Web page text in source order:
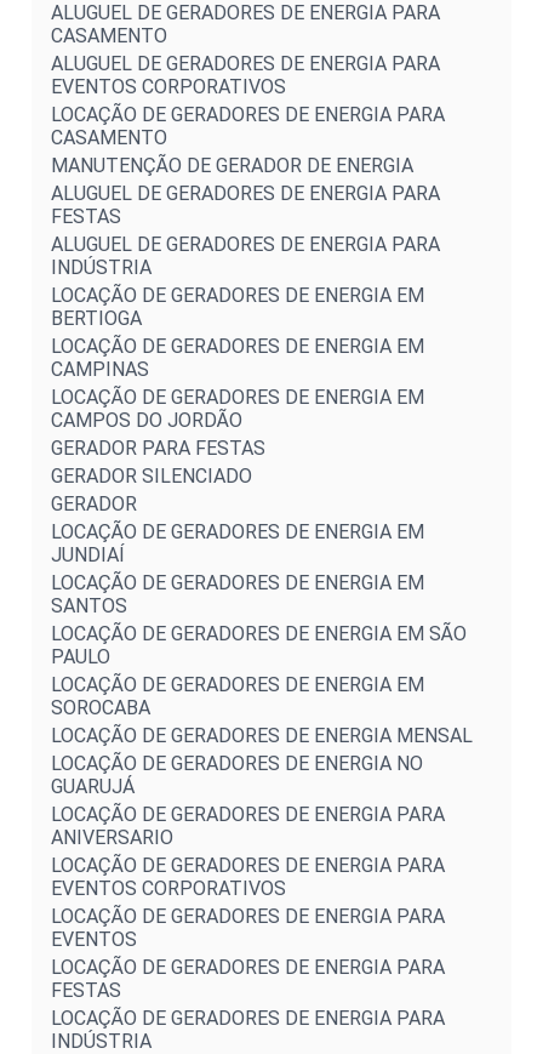
ALUGUEL DE GERADORES DE ENERGIA PARA
CASAMENTO
ALUGUEL DE GERADORES DE ENERGIA PARA
EVENTOS CORPORATIVOS
LOCAÇÃO DE GERADORES DE ENERGIA PARA
CASAMENTO
MANUTENÇÃO DE GERADOR DE ENERGIA
ALUGUEL DE GERADORES DE ENERGIA PARA
FESTAS
ALUGUEL DE GERADORES DE ENERGIA PARA
INDÚSTRIA
LOCAÇÃO DE GERADORES DE ENERGIA EM
BERTIOGA
LOCAÇÃO DE GERADORES DE ENERGIA EM
CAMPINAS
LOCAÇÃO DE GERADORES DE ENERGIA EM
CAMPOS DO JORDÃO
GERADOR PARA FESTAS
GERADOR SILENCIADO
GERADOR
LOCAÇÃO DE GERADORES DE ENERGIA EM
JUNDIAÍ
LOCAÇÃO DE GERADORES DE ENERGIA EM
SANTOS
LOCAÇÃO DE GERADORES DE ENERGIA EM SÃO
PAULO
LOCAÇÃO DE GERADORES DE ENERGIA EM
SOROCABA
LOCAÇÃO DE GERADORES DE ENERGIA MENSAL
LOCAÇÃO DE GERADORES DE ENERGIA NO
GUARUJÁ
LOCAÇÃO DE GERADORES DE ENERGIA PARA
ANIVERSARIO
LOCAÇÃO DE GERADORES DE ENERGIA PARA
EVENTOS CORPORATIVOS
LOCAÇÃO DE GERADORES DE ENERGIA PARA
EVENTOS
LOCAÇÃO DE GERADORES DE ENERGIA PARA
FESTAS
LOCAÇÃO DE GERADORES DE ENERGIA PARA
INDÚSTRIA